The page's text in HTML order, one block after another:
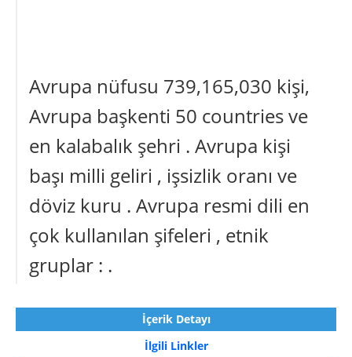
Avrupa nüfusu 739,165,030 kişi,
Avrupa başkenti 50 countries ve
en kalabalık şehri . Avrupa kişi
başı milli geliri , işsizlik oranı ve
döviz kuru . Avrupa resmi dili en
çok kullanılan şifeleri , etnik
gruplar : .
İçerik Detayı
İlgili Linkler